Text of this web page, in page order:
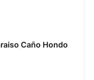
Caño Hondo